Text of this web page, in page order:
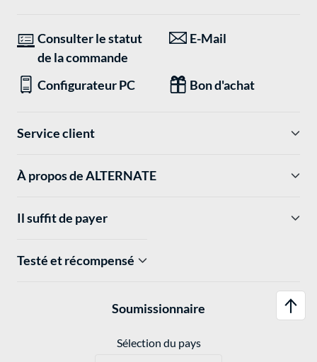
Consulter le statut
de la commande
E-Mail
Configurateur PC Bon d'achat
Service client
À propos de ALTERNATE
Il suffit de payer
Testé et récompensé
Soumissionnaire
Sélection du pays